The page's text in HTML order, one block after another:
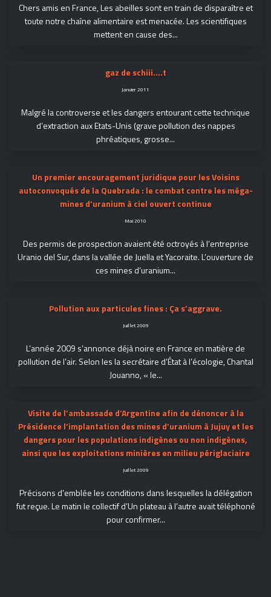
Chers amis en France, Les abeilles sont en train de disparaître et
toute notre chaîne alimentaire est menacée. Les scientifiques
mettent en cause des...
gaz de schiii....t
Janvier 2011
Malgré la controverse et les dangers entourant cette technique
d’extraction aux Etats-Unis (grave pollution des nappes
phréatiques, grosse...
Un premier encouragement juridique pour les Voisins
autoconvoqués de la Quebrada : le combat contre les méga-
mines d’uranium à ciel ouvert continue
Mai 2010
Des permis de prospection avaient été octroyés à l’entreprise
Uranio del Sur, dans la vallée de Juella et Yacoraite. L’ouverture de
ces mines d’uranium...
Pollution aux particules fines : Ça s’aggrave.
Juillet 2009
L’année 2009 s’annonce déjà noire en France en matière de
pollution de l’air. Selon les la secrétaire d’État à l’écologie, Chantal
Jouanno, « le...
Visite de l’ambassade d’Argentine afin de dénoncer à la
Présidence l’implantation des mines d’uranium à Jujuy et les
dangers pour les populations indigènes ou non indigènes,
ainsi que les exploitations minières en milieu périglaciaire
Juillet 2009
Précisons d’emblée les conditions dans lesquelles la délégation
fut reçue. Le matin le collectif d’Un plateau à l’autre avait téléphoné
pour confirmer...